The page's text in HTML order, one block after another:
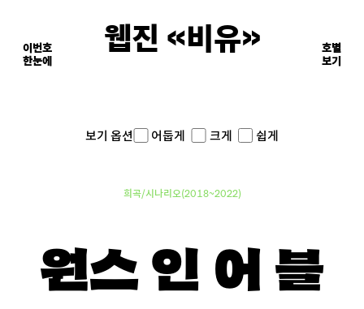
웹진 《비유》
이면의 장면들
이번호
한눈에
호별
보기
보기 옵션 어둡게 크게 쉽게
희곡/시나리오(2018~2022)
원스 인 어 블